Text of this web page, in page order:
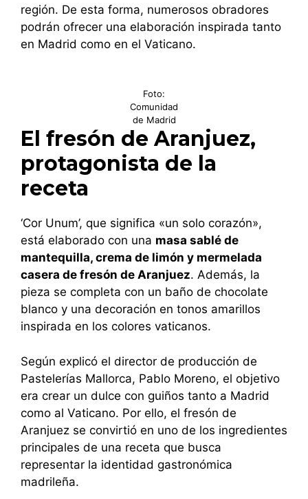
región. De esta forma, numerosos obradores
podrán ofrecer una elaboración inspirada tanto
en Madrid como en el Vaticano.
Foto:
Comunidad
de Madrid
El fresón de Aranjuez,
protagonista de la
receta
‘Cor Unum’, que significa «un solo corazón»,
está elaborado con una masa sablé de
mantequilla, crema de limón y mermelada
casera de fresón de Aranjuez. Además, la
pieza se completa con un baño de chocolate
blanco y una decoración en tonos amarillos
inspirada en los colores vaticanos.
Según explicó el director de producción de
Pastelerías Mallorca, Pablo Moreno, el objetivo
era crear un dulce con guiños tanto a Madrid
como al Vaticano. Por ello, el fresón de
Aranjuez se convirtió en uno de los ingredientes
principales de una receta que busca
representar la identidad gastronómica
madrileña.